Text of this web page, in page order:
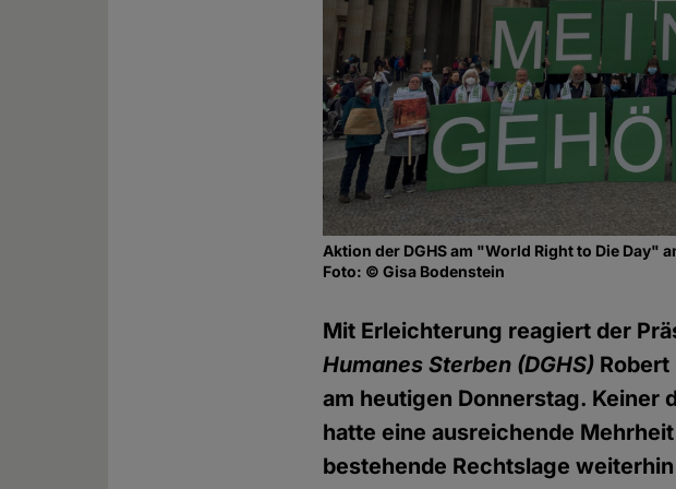
Aktion der DGHS am "World Right to Die Day"
Foto: © Gisa Bodenstein
Mit Erleichterung reagiert der
Humanes Sterben (DGHS)
am heutigen Donnerstag. Keiner
hatte eine ausreichende
bestehende Rechtslage